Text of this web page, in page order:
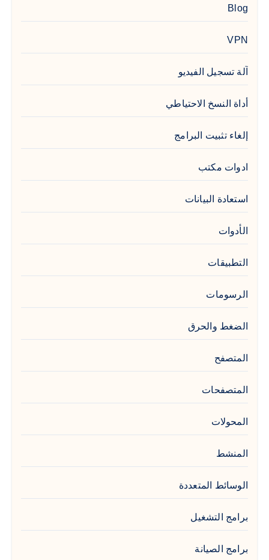
Blog
VPN
آلة تسجيل الفيديو
أداة النسخ الاحتياطي
إلغاء تثبيت البرامج
ادوات مكتب
استعادة البيانات
الأدوات
التطبيقات
الرسومات
الضغط والحرق
المتصفح
المتصفحات
المحولات
المنشط
الوسائط المتعددة
برامج التشغيل
برامج الصيانة